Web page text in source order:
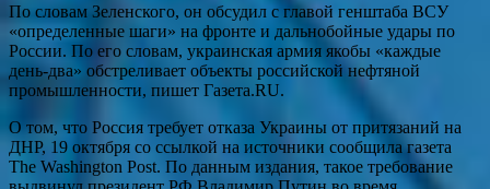
По словам Зеленского, он обсудил с главой генштаба ВСУ
«определенные шаги» на фронте и дальнобойные удары по
России. По его словам, украинская армия якобы «каждые
день-два» обстреливает объекты российской нефтяной
промышленности, пишет Газета.RU.
О том, что Россия требует отказа Украины от притязаний на
ДНР, 19 октября со ссылкой на источники сообщила газета
The Washington Post. По данным издания, такое требование